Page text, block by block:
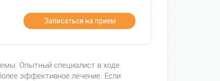
Записаться на прием
Опытный специалист в ходе
эффективное лечение. Если